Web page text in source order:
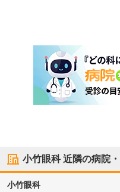
小竹眼科近隣の病院
小竹眼科